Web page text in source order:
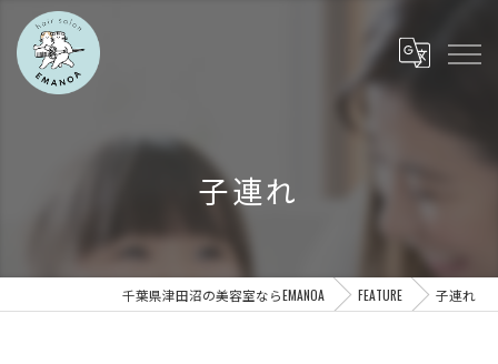
子連れ
千葉県津田沼の美容室ならEMANOA FEATURE 子連れ